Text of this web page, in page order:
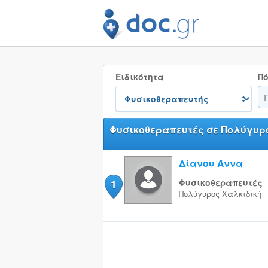
Ειδικότητα
Φυσικοθεραπευτές σε
1
Δίανου Άννα
Φυσικοθεραπευτές
Πολύγυρος Χαλκιδική